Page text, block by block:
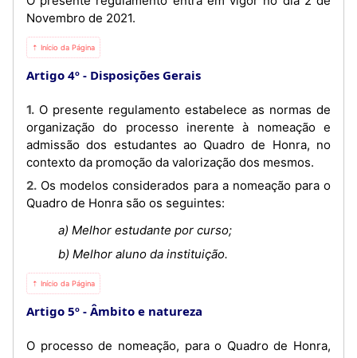
Novembro de 2021.
⇡ Início da Página
Artigo 4º Disposições Gerais
1. O presente regulamento estabelece as normas de
organização do processo inerente à nomeação e
admissão dos estudantes ao Quadro de Honra, no
contexto da promoção da valorização dos mesmos.
2. Os modelos considerados para a nomeação para o
Quadro de Honra são os seguintes:
a) Melhor estudante por curso;
b) Melhor aluno da instituição.
⇡ Início da Página
Artigo 5º Âmbito e natureza
O processo de nomeação, para o Quadro de Honra,